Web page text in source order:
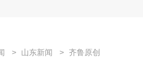
> 山东新闻 > 齐鲁原创